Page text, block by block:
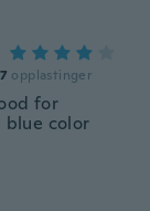
opplastinger
for
blue color